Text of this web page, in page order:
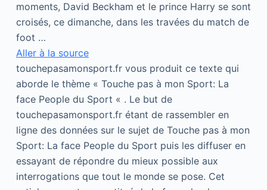
moments, David Beckham et le prince Harry se sont
croisés, ce dimanche, dans les travées du match de
foot …
Aller à la source
touchepasamonsport.fr vous produit ce texte qui
aborde le thème « Touche pas à mon Sport: La
face People du Sport « . Le but de
touchepasamonsport.fr étant de rassembler en
ligne des données sur le sujet de Touche pas à mon
Sport: La face People du Sport puis les diffuser en
essayant de répondre du mieux possible aux
interrogations que tout le monde se pose. Cet